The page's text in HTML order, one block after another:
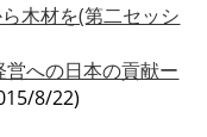
木材を(第二セッシ
への日本の貢献ー
8/22)